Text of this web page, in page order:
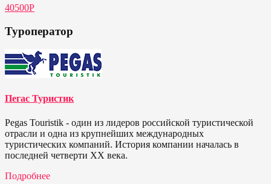
40500Р
Туроператор
Пегас Туристик
Pegas Touristik - один из лидеров российской туристической
отрасли и одна из крупнейших международных
туристических компаний. История компании началась в
последней четверти ХХ века.
Подробнее